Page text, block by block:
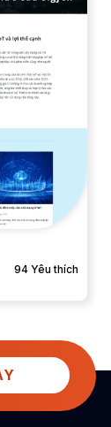
94 Yêu thích